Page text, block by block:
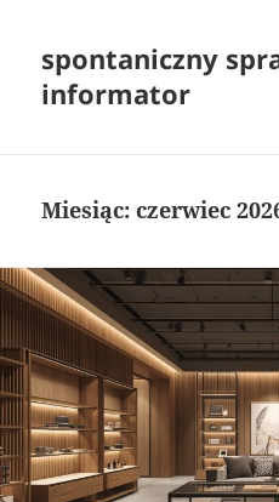
spontaniczny
informator
Miesiąc:czerwiec